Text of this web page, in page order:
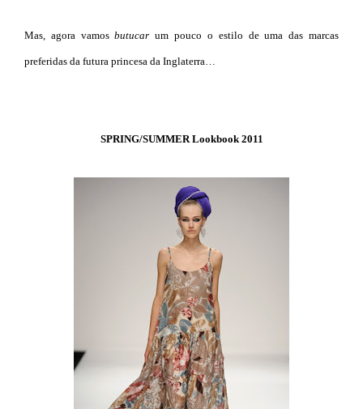
Mas, agora vamosbutucar um pouco o estilo de uma das marcas
preferidas da futura princesa da Inglaterra…
SPRING/SUMMER Lookbook 2011